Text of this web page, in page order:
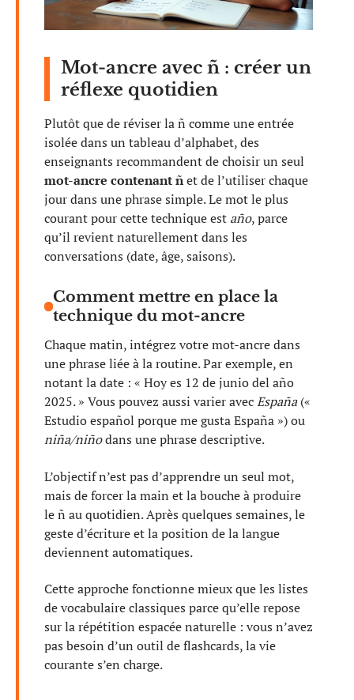
Mot-ancre avec ñ : créer un
réflexe quotidien
Plutôt que de réviser la ñ comme une entrée
isolée dans un tableau d’alphabet, des
enseignants recommandent de choisir un seul
mot-ancre contenant ñet de l’utiliser chaque
jour dans une phrase simple. Le mot le plus
courant pour cette technique est año, parce
qu’il revient naturellement dans les
conversations (date, âge, saisons).
Comment mettre en place la
technique du mot-ancre
Chaque matin, intégrez votre mot-ancre dans
une phrase liée à la routine. Par exemple, en
notant la date : « Hoy es 12 de junio del año
2025. » Vous pouvez aussi varier avecEspaña(«
Estudio español porque me gusta España ») ou
niña/niñodans une phrase descriptive.
L’objectif n’est pas d’apprendre un seul mot,
mais de forcer la main et la bouche à produire
le ñ au quotidien. Après quelques semaines, le
geste d’écriture et la position de la langue
deviennent automatiques.
Cette approche fonctionne mieux que les listes
de vocabulaire classiques parce qu’elle repose
sur la répétition espacée naturelle : vous n’avez
pas besoin d’un outil de flashcards, la vie
courante s’en charge.